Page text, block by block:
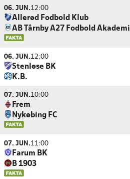
06. JUN.12:00
Allerød Fodbold Klub
AB Tårnby A27 Fodbold Akademi
06. JUN.12:00
Stenløse BK
K.B.
07. JUN.10:00
Frem
Nykøbing FC
07. JUN.11:00
Farum BK
B 1903